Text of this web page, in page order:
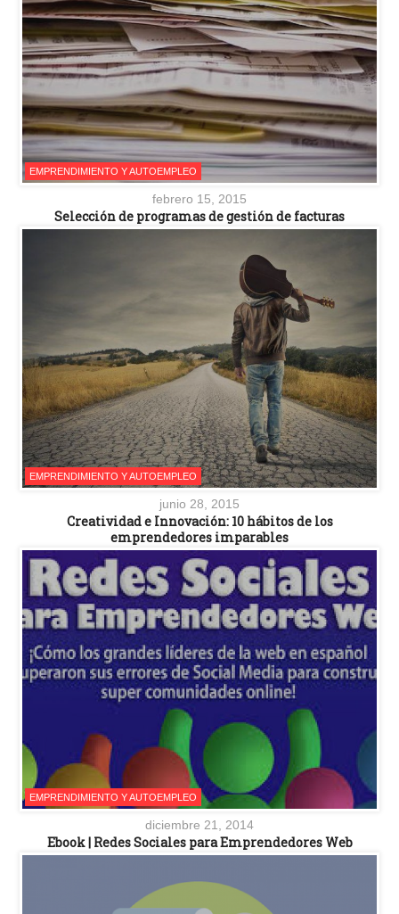
EMPRENDIMIENTO Y AUTOEMPLEO
febrero 15, 2015
Selección de programas de gestión de facturas
EMPRENDIMIENTO Y AUTOEMPLEO
junio 28, 2015
Creatividad e Innovación: 10 hábitos de los
emprendedores imparables
EMPRENDIMIENTO Y AUTOEMPLEO
diciembre 21, 2014
Ebook | Redes Sociales para Emprendedores Web